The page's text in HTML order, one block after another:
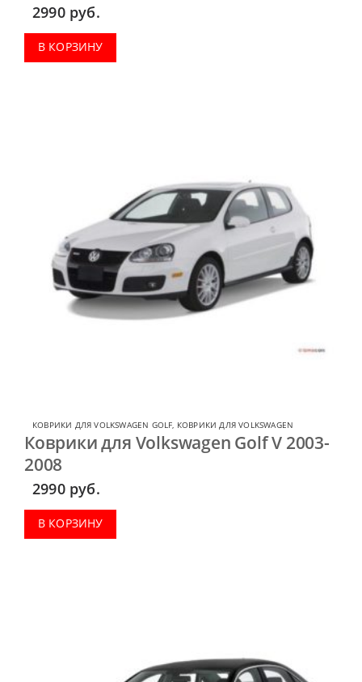
2990 руб.
В КОРЗИНУ
КОВРИКИ ДЛЯ VOLKSWAGEN GOLF КОВРИКИ ДЛЯ VOLKSWAGEN
Коврики для Volkswagen Golf V 2003-
2008
2990 руб.
В КОРЗИНУ